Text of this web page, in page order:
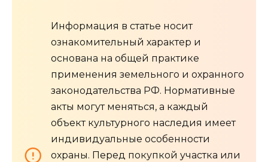
Информация в статье носит
ознакомительный характер и
основана на общей практике
применения земельного и охранного
законодательства РФ. Нормативные
акты могут меняться, а каждый
объект культурного наследия имеет
индивидуальные особенности
охраны. Перед покупкой участка или